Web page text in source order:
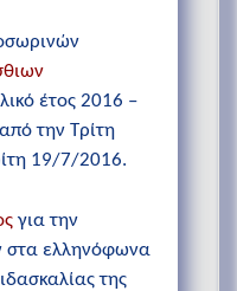
έτος 2016 –
την Τρίτη
19/7/2016.
για την
στα ελληνόφωνα
της